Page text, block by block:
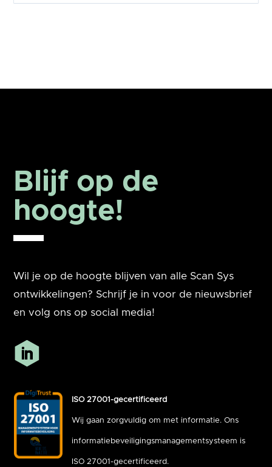
Blijf op de
hoogte!
Wil je op de hoogte blijven van alle Scan Sys
ontwikkelingen? Schrijf je in voor de nieuwsbrief
en volg ons op social media!
ISO 27001-gecertificeerd
Wij gaan zorgvuldig om met informatie. Ons
informatiebeveiligingsmanagementsysteem is
ISO 27001-gecertificeerd.